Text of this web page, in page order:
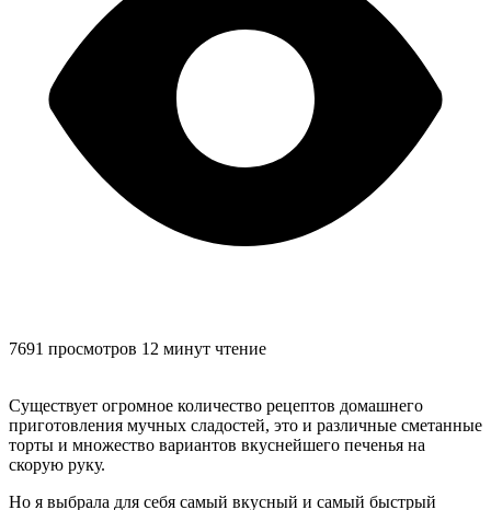
7691 просмотров 12 минут чтение
Существует огромное количество рецептов домашнего
приготовления мучных сладостей, это и различные сметанные
торты и множество вариантов вкуснейшего печенья на
скорую руку.
Но я выбрала для себя самый вкусный и самый быстрый